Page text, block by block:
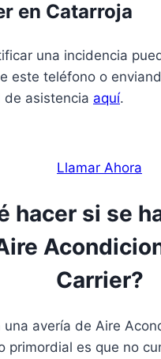
en Catarroja
una incidencia
este teléfono o
de asistencia aquí.
Llamar Ahora
hacer si se
Carrier?
una avería de Aire
primordial es que no